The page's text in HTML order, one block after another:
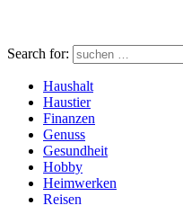
Search for:
Haushalt
Haustier
Finanzen
Genuss
Gesundheit
Hobby
Heimwerken
Reisen